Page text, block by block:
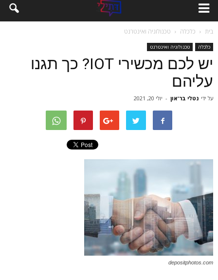
בית כלכלה טכנולוגיה ואינטרנט
כלכלה טכנולוגיה ואינטרנט
יש לכם מכשירי IOT? כך תגנו
עליהם
על ידי נטלי בר־און - יולי 20, 2021
depositphotos.com